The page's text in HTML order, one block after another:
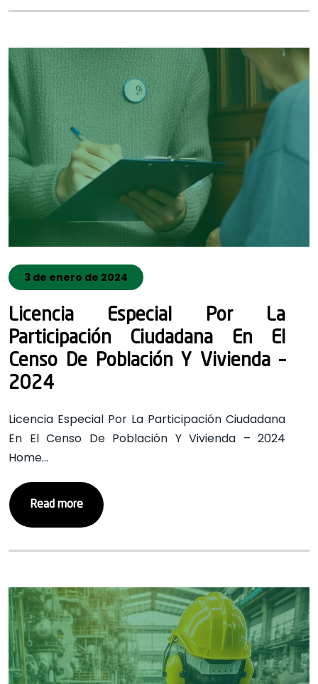
3 de enero de 2024
Licencia Especial Por La
Participación Ciudadana En El
Censo De Población Y Vivienda –
2024
Licencia Especial Por La Participación Ciudadana
En El Censo De Población Y Vivienda – 2024
Home…
Read more